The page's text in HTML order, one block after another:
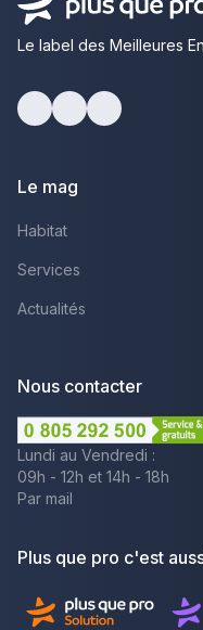
Le label des Meilleures
Le mag
Habitat
Services
Actualités
Nous contacter
Lundi au Vendredi :
09h - 12h et 14h - 18h
Par mail
Plus que pro c'est